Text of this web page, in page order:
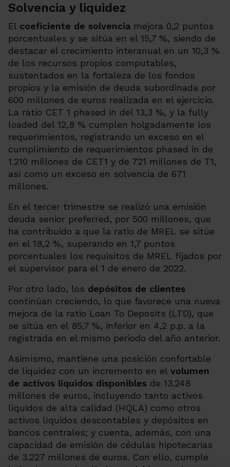
Solvencia y liquidez
El coeficiente de solvencia mejora 0,2 puntos
porcentuales y se sitúa en el 15,7 %, siendo de
destacar el crecimiento interanual en un 10,3 %
de los recursos propios computables,
sustentados en la fortaleza de los fondos
propios y la emisión de deuda subordinada por
600 millones de euros realizada en el ejercicio.
La ratio CET 1 phased in del 13,3 %, y la fully
loaded del 12,8 % cumplen holgadamente los
requerimientos, registrando un exceso en el
cumplimiento de requerimientos phased in de
1.210 millones de CET1 y de 721 millones de T1,
así como un exceso en solvencia de 671
millones.
En el tercer trimestre se realizó una emisión
deuda senior preferred, por 500 millones, que
ha contribuido a que la ratio de MREL se sitúe
en el 18,2 %, superando en 1,7 puntos
porcentuales los requisitos de MREL fijados por
el supervisor para el 1 de enero de 2022.
Por otro lado, los depósitos de clientes
continúan creciendo, lo que favorece una nueva
mejora de la ratio Loan To Deposits (LTD), que
se sitúa en el 85,7 %, inferior en 4,2 p.p. a la
registrada en el mismo periodo del año anterior.
Asimismo, mantiene una posición confortable
de liquidez con un incremento en el volumen
de activos líquidos disponibles de 13.248
millones de euros, incluyendo tanto activos
líquidos de alta calidad (HQLA) como otros
activos líquidos descontables y depósitos en
bancos centrales; y cuenta, además, con una
capacidad de emisión de cédulas hipotecarias
de 3.227 millones de euros. Con ello, cumple